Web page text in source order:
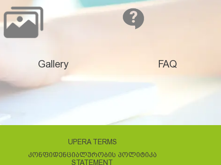
Gallery FAQ
UPERA TERMS
ᲙᲝᲜᲤᲘᲓᲔᲜᲪᲘᲐᲚᲣᲠᲝᲑᲘᲡ ᲞᲝᲚᲘᲢᲘᲙᲐ
STATEMENT